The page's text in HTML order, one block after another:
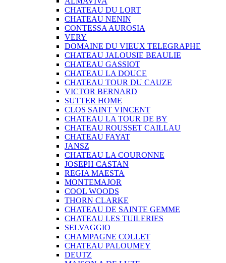
CHATEAU DU LORT
CHATEAU NENIN
CONTESSA AUROSIA
VERY
DOMAINE DU VIEUX TELEGRAPHE
CHATEAU JALOUSIE BEAULIE
CHATEAU GASSIOT
CHATEAU LA DOUCE
CHATEAU TOUR DU CAUZE
VICTOR BERNARD
SUTTER HOME
CLOS SAINT VINCENT
CHATEAU LA TOUR DE BY
CHATEAU ROUSSET CAILLAU
CHATEAU FAYAT
JANSZ
CHATEAU LA COURONNE
JOSEPH CASTAN
REGIA MAESTA
MONTEMAJOR
COOL WOODS
THORN CLARKE
CHATEAU DE SAINTE GEMME
CHATEAU LES TUILERIES
SELVAGGIO
CHAMPAGNE COLLET
CHATEAU PALOUMEY
DEUTZ